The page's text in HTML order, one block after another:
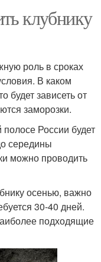
клубнику
роль в сроках
В каком
будет зависеть от
заморозки.
России будет
середины
можно проводить
осенью, важно
30-40 дней.
подходящие